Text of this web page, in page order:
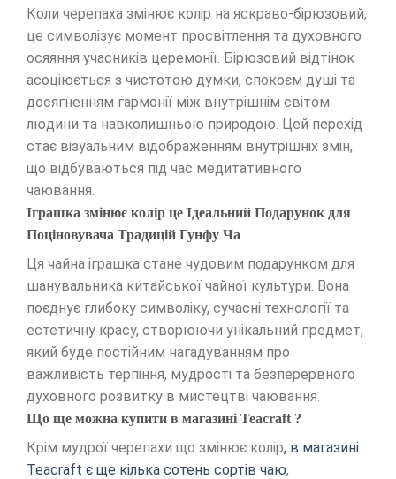
Коли черепаха змінює колір на яскраво-бірюзовий,
це символізує момент просвітлення та духовного
осяяння учасників церемонії. Бірюзовий відтінок
асоціюється з чистотою думки, спокоєм душі та
досягненням гармонії між внутрішнім світом
людини та навколишньою природою. Цей перехід
стає візуальним відображенням внутрішніх змін,
що відбуваються під час медитативного
чаювання.
Іграшка змінює колір це Ідеальний Подарунок для
Поціновувача Традицій Гунфу Ча
Ця чайна іграшка стане чудовим подарунком для
шанувальника китайської чайної культури. Вона
поєднує глибоку символіку, сучасні технології та
естетичну красу, створюючи унікальний предмет,
який буде постійним нагадуванням про
важливість терпіння, мудрості та безперервного
духовного розвитку в мистецтві чаювання.
Що ще можна купити в магазині Teacraft ?
Крім мудрої черепахи що змінює колір, в магазині
Teacraft є ще кілька сотень сортів чаю,